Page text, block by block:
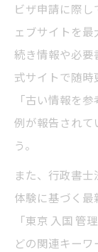
ビザ申請に際
ェブサイトを
続き情報や必要
式サイトで随時
「古い情報を
例が報告されて
う。
また、行政書
体験に基づく最
「東京 入国 管
どの関連キー